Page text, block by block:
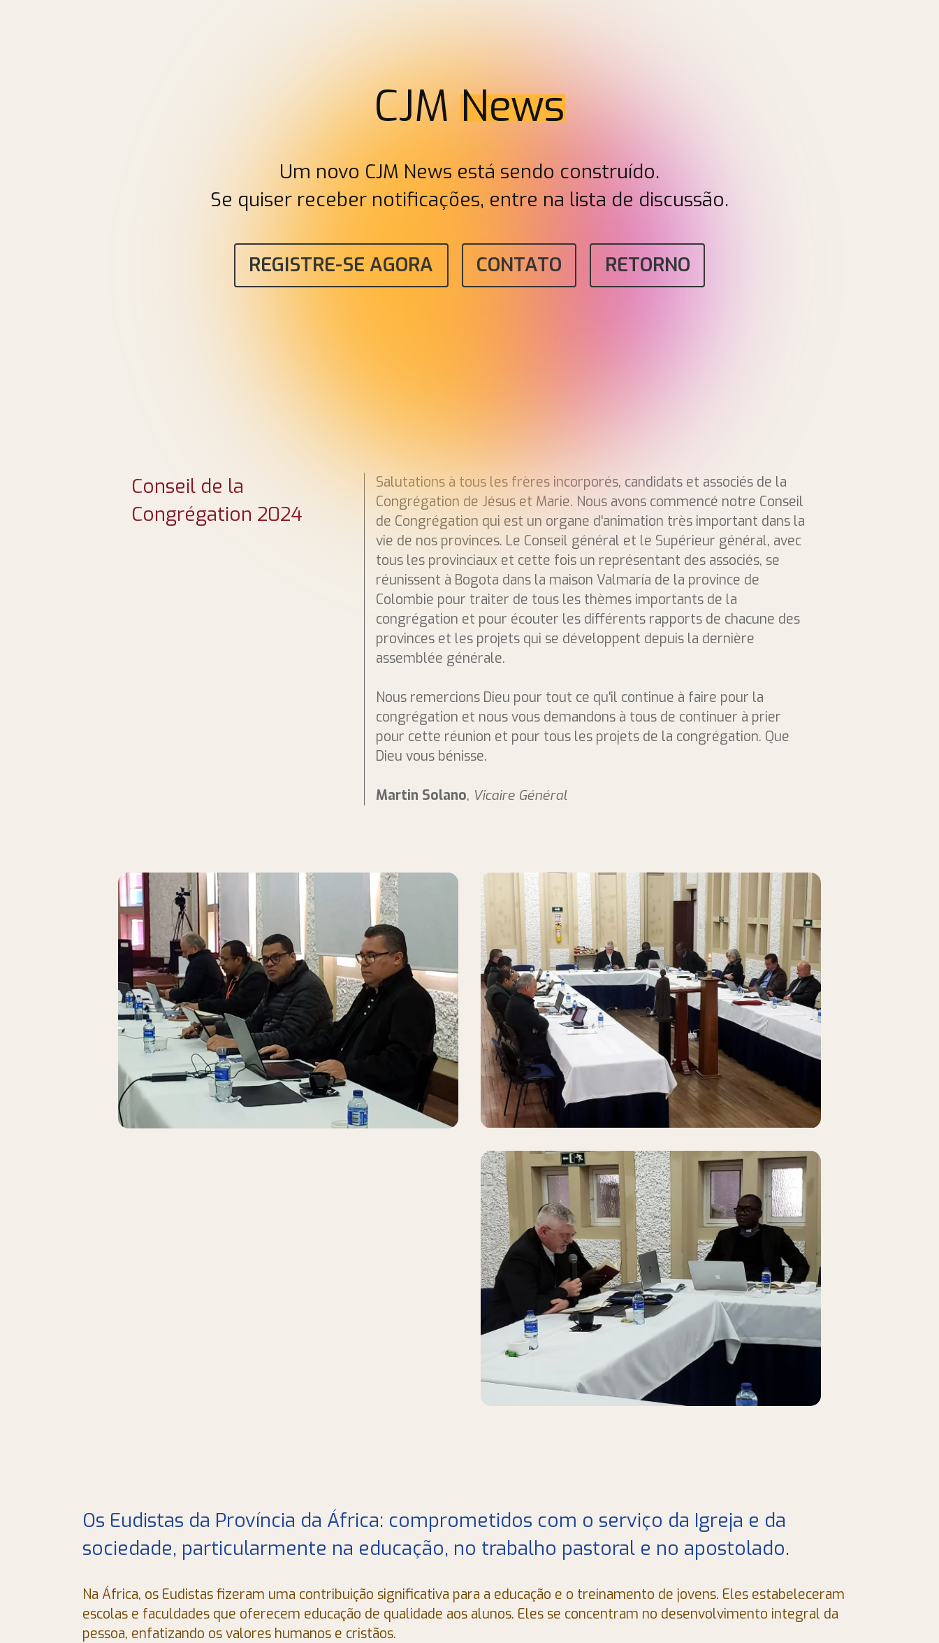
CJMNews
Um novo CJM News está sendo construído.
Se quiser receber notificações, entre na lista de discussão.
REGISTRE-SE AGORA CONTATO RETORNO
Conseil de la
Congrégation 2024
Salutations à tous les frères incorporés, candidats et associés de la
Congrégation de Jésus et Marie. Nous avons commencé notre Conseil
de Congrégation qui est un organe d'animation très important dans la
vie de nos provinces. Le Conseil général et le Supérieur général, avec
tous les provinciaux et cette fois un représentant des associés, se
réunissent à Bogota dans la maison Valmaría de la province de
Colombie pour traiter de tous les thèmes importants de la
congrégation et pour écouter les différents rapports de chacune des
provinces et les projets qui se développent depuis la dernière
assemblée générale.
Nous remercions Dieu pour tout ce qu'il continue à faire pour la
congrégation et nous vous demandons à tous de continuer à prier
pour cette réunion et pour tous les projets de la congrégation. Que
Dieu vous bénisse.
Martin Solano, Vicaire Général
Os Eudistas da Província da África: comprometidos com o serviço da Igreja e da
sociedade, particularmente na educação, no trabalho pastoral e no apostolado.
Na África, os Eudistas fizeram uma contribuição significativa para a educação e o treinamento de jovens. Eles estabeleceram
escolas e faculdades que oferecem educação de qualidade aos alunos. Eles se concentram no desenvolvimento integral da
pessoa, enfatizando os valores humanos e cristãos.